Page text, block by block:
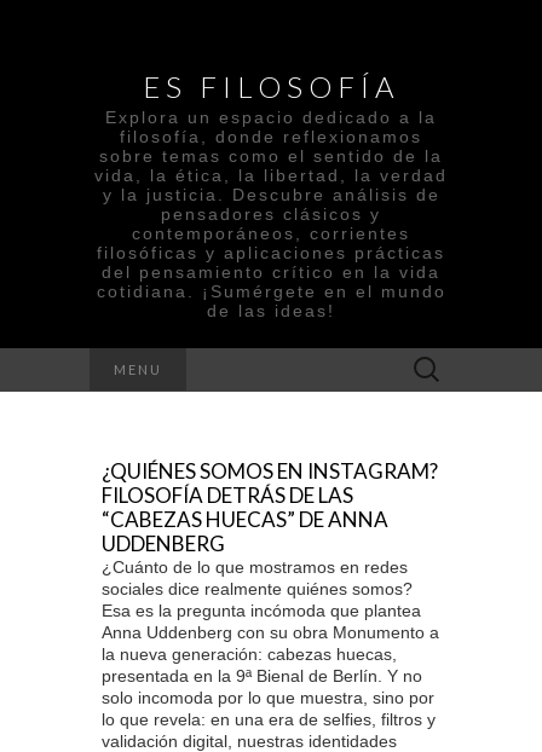
ES FILOSOFÍA
Explora un espacio dedicado a la
filosofía, donde reflexionamos
sobre temas como el sentido de la
vida, la ética, la libertad, la verdad
y la justicia. Descubre análisis de
pensadores clásicos y
contemporáneos, corrientes
filosóficas y aplicaciones prácticas
del pensamiento crítico en la vida
cotidiana. ¡Sumérgete en el mundo
de las ideas!
MENU
Search
for:
¿QUIÉNES SOMOS EN INSTAGRAM?
FILOSOFÍA DETRÁS DE LAS
“CABEZAS HUECAS” DE ANNA
UDDENBERG
¿Cuánto de lo que mostramos en redes
sociales dice realmente quiénes somos?
Esa es la pregunta incómoda que plantea
Anna Uddenberg con su obra Monumento a
la nueva generación: cabezas huecas,
presentada en la 9ª Bienal de Berlín. Y no
solo incomoda por lo que muestra, sino por
lo que revela: en una era de selfies, filtros y
validación digital, nuestras identidades